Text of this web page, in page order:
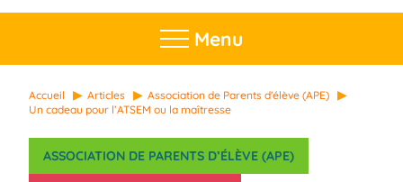
Menu
Accueil Articles
Association de Parents d'élève (APE)
Un cadeau pour l’ATSEM ou la maîtresse
ASSOCIATION DE PARENTS D’ÉLÈVE (APE)